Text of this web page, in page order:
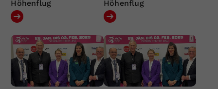
Höhenflug
Höhenflug